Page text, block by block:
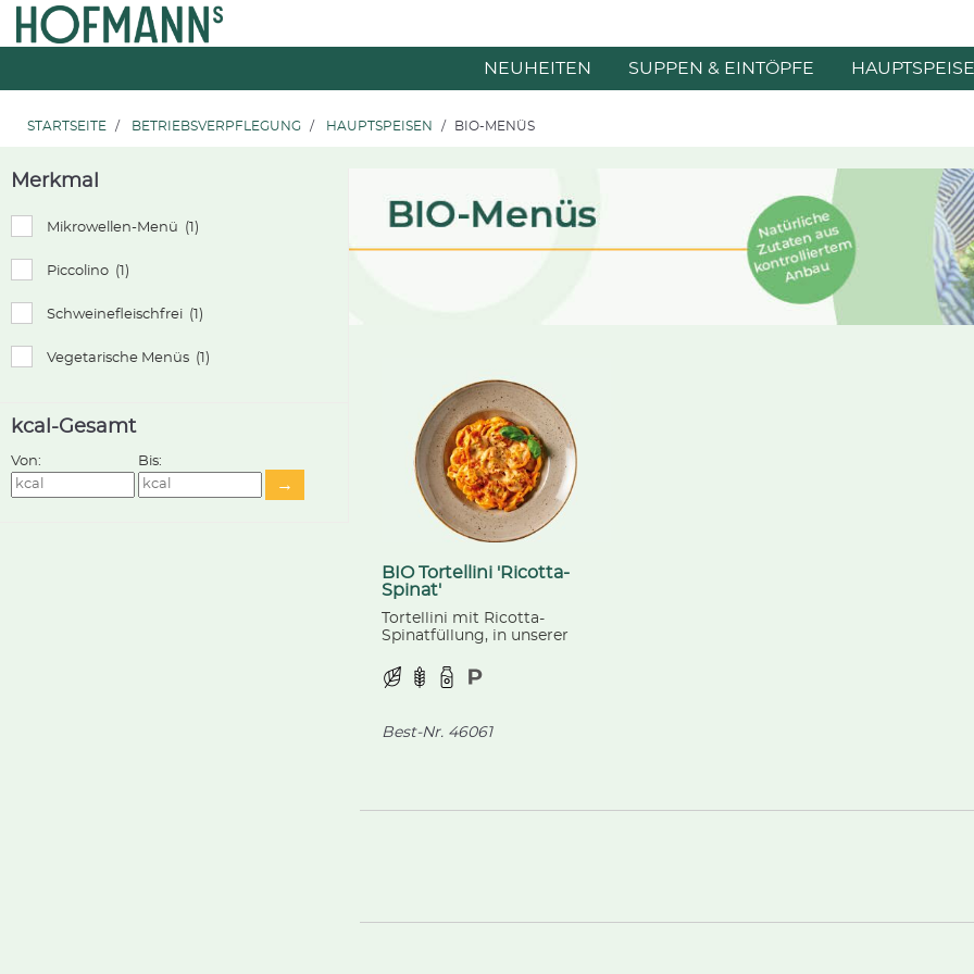
Zum
Inhalt
Zum
Navigationsmenü
NEUHEITEN SUPPEN & EINTÖPFE
STARTSEITE BETRIEBSVERPFLEGUNG HAUPTSPEISEN BIO-MENÜS
Merkmal
Mikrowellen-Menü (1)
Piccolino (1)
Schweinefleischfrei (1)
Vegetarische Menüs (1)
kcal-Gesamt
Von: Bis:
→
BIO Tortellini 'Ricotta-
Spinat'
Tortellini mit Ricotta-
Spinatfüllung, in unserer
verfeinert mit einer Käse-
Garnitur. Aus kontrolliert
Best-Nr. 46061